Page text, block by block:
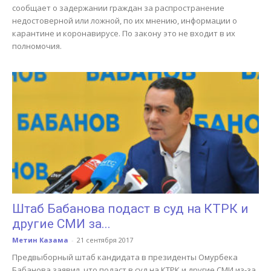
сообщает о задержании граждан за распространение
недостоверной или ложной, по их мнению, информации о
карантине и коронавирусе. По закону это не входит в их
полномочия.
Штаб Бабанова подаст в суд на КТРК и
другие СМИ за...
Метин Казама - 21 сентября 2017
Предвыборный штаб кандидата в президенты Омурбека